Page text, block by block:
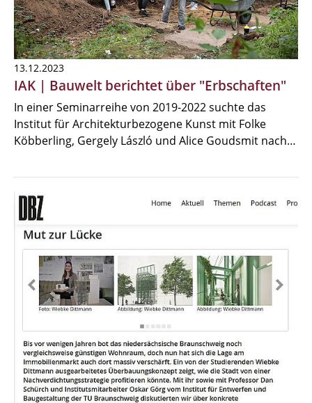
13.12.2023
IAK | Bauwelt berichtet über "Erbschaften"
In einer Seminarreihe von 2019-2022 suchte das
Institut für Architekturbezogene Kunst mit Folke
Köbberling, Gergely László und Alice Goudsmit nach…